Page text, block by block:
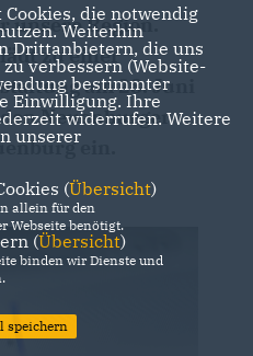
unsere Region.
zu einer
am 28. Juni
Neuenburger
ein.
die notwendig
Weiterhin
Drittanbietern, die uns
verbessern (Website-
bestimmter
Einwilligung. Ihre
widerrufen. Weitere
unserer
(Übersicht)
allein für den
Webseite benötigt.
(Übersicht)
binden wir Dienste und
speichern